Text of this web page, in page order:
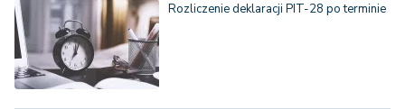
Rozliczenie deklaracji PIT-28 po terminie